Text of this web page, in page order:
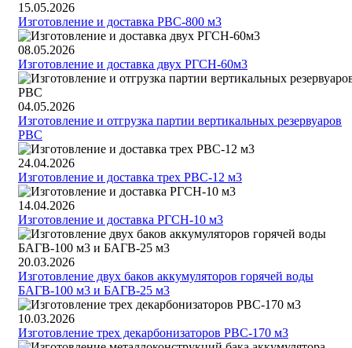
15.05.2026
Изготовление и доставка РВС-800 м3
08.05.2026
Изготовление и доставка двух РГСН-60м3
04.05.2026
Изготовление и отгрузка партии вертикальных резервуаров
РВС
24.04.2026
Изготовление и доставка трех РВС-12 м3
14.04.2026
Изготовление и доставка РГСН-10 м3
20.03.2026
Изготовление двух баков аккумуляторов горячей воды
БАГВ-100 м3 и БАГВ-25 м3
10.03.2026
Изготовление трех декарбонизаторов РВС-170 м3